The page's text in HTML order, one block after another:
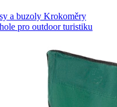
a buzoly Krokoměry
pro outdoor turistiku